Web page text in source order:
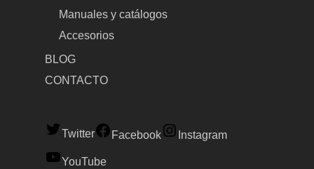
Manuales y catálogos
Accesorios
BLOG
CONTACTO
Twitter Facebook Instagram
YouTube